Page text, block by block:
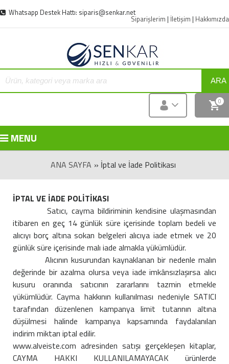
Whatsapp Destek Hattı: siparis@senkar.net
Siparişlerim | İletişim | Hakkımızda
ARA
0
MENU
ANA SAYFA » İptal ve İade Politikası
İPTAL VE İADE POLİTİKASI
Satıcı, cayma bildiriminin kendisine ulaşmasından
itibaren en geç 14 günlük süre içerisinde toplam bedeli ve
alıcıyı borç altına sokan belgeleri alıcıya iade etmek ve 20
günlük süre içerisinde malı iade almakla yükümlüdür.
Alıcının kusurundan kaynaklanan bir nedenle malın
değerinde bir azalma olursa veya iade imkânsızlaşırsa alıcı
kusuru oranında satıcının zararlarını tazmin etmekle
yükümlüdür. Cayma hakkının kullanılması nedeniyle SATICI
tarafından düzenlenen kampanya limit tutarının altına
düşülmesi halinde kampanya kapsamında faydalanılan
indirim miktarı iptal edilir.
www.alveiste.com adresinden satışı gerçekleşen kitaplar,
CAYMA HAKKI KULLANILAMAYACAK ürünlerde